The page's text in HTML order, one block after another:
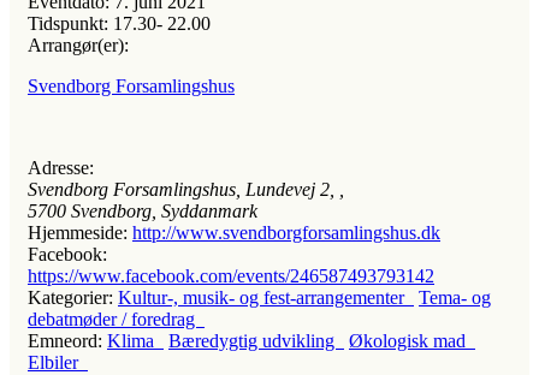
Tidspunkt: 17.30- 22.00
Arrangør(er):
Svendborg Forsamlingshus
Adresse:
Svendborg Forsamlingshus, Lundevej 2
5700 Svendborg, Syddanmark
Hjemmeside: http://www.svendborgforsamlingshus.dk
Facebook:
https://www.facebook.com/events/246587493793142
Kategorier: Kultur-, musik- og fest-arrangementer
Tema- og
debatmøder / foredrag
Emneord: Klima Bæredygtig udvikling
Økologisk mad
Elbiler